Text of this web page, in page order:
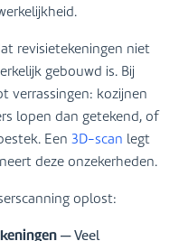
revisietekeningen niet
gebouwd is. Bij
verrassingen: kozijnen
lopen dan getekend, of
Een 3D-scan legt
deze onzekerheden.
oplost:
— Veel